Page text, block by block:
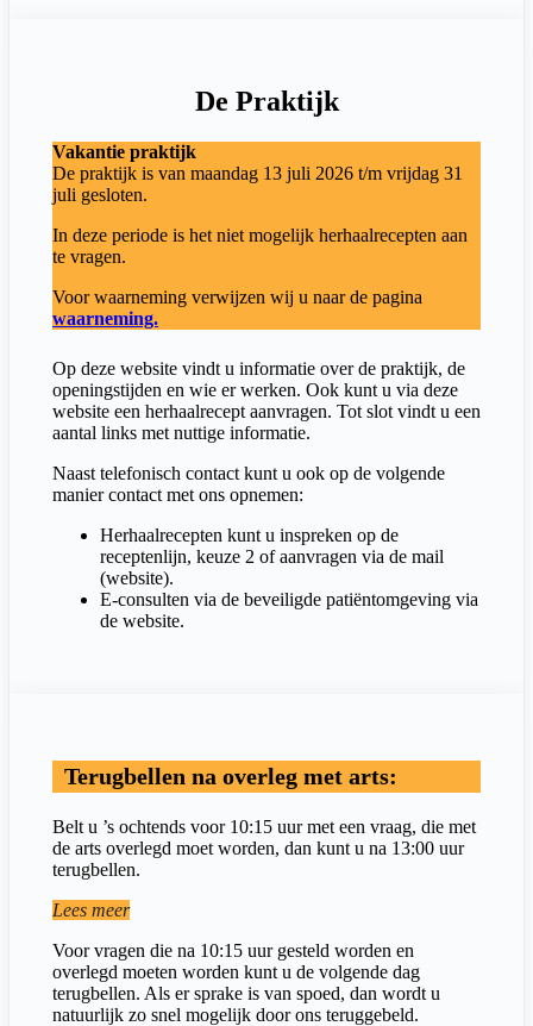
De Praktijk
Vakantie praktijk
De praktijk is van maandag 13 juli 2026 t/m vrijdag 31
juli gesloten.
In deze periode is het niet mogelijk herhaalrecepten aan
te vragen.
Voor waarneming verwijzen wij u naar de pagina
waarneming.
Op deze website vindt u informatie over de praktijk, de
openingstijden en wie er werken. Ook kunt u via deze
website een herhaalrecept aanvragen. Tot slot vindt u een
aantal links met nuttige informatie.
Naast telefonisch contact kunt u ook op de volgende
manier contact met ons opnemen:
Herhaalrecepten kunt u inspreken op de
receptenlijn, keuze 2 of aanvragen via de mail
(website).
E-consulten via de beveiligde patiëntomgeving via
de website.
Terugbellen na overleg met arts:
Belt u ’s ochtends voor 10:15 uur met een vraag, die met
de arts overlegd moet worden, dan kunt u na 13:00 uur
terugbellen.
Lees meer
Voor vragen die na 10:15 uur gesteld worden en
overlegd moeten worden kunt u de volgende dag
terugbellen. Als er sprake is van spoed, dan wordt u
natuurlijk zo snel mogelijk door ons teruggebeld.